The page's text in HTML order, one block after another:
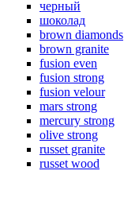
черный
шоколад
brown diamonds
brown granite
fusion even
fusion strong
fusion velour
mars strong
mercury strong
olive strong
russet granite
russet wood